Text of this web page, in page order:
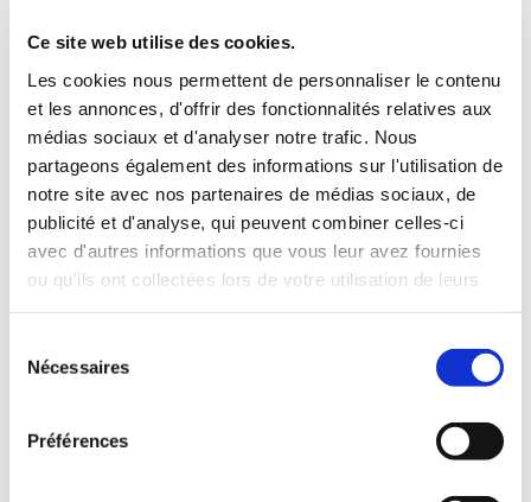
Ce site web utilise des cookies.
Les cookies nous permettent de personnaliser le contenu
et les annonces, d'offrir des fonctionnalités relatives aux
médias sociaux et d'analyser notre trafic. Nous
partageons également des informations sur l'utilisation de
notre site avec nos partenaires de médias sociaux, de
publicité et d'analyse, qui peuvent combiner celles-ci
avec d'autres informations que vous leur avez fournies
ou qu'ils ont collectées lors de votre utilisation de leurs
Nécessaires
Préférences
INCLUS À LA LOCATION
Killométrage illimité
Assurance tous risques (hors franchise)
Carburant : plein à rendre plein
CONDITIONS DE LOCATION
ASSURANCE
Franchise :1000 €